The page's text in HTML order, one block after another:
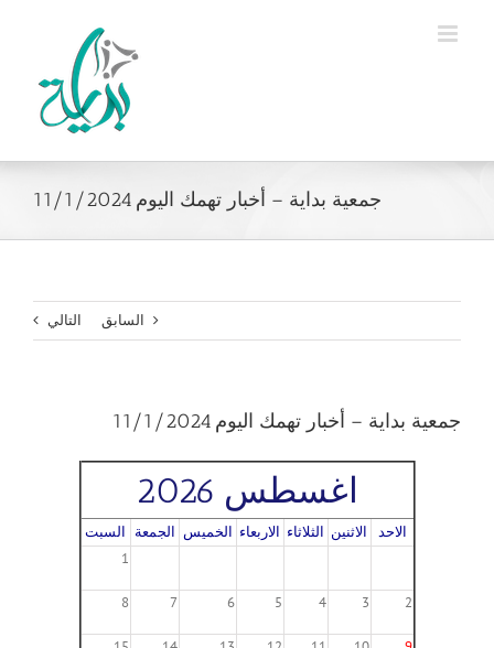
جمعية بداية – أخبار تهمك اليوم 11/1/2024
السابق التالي
جمعية بداية – أخبار تهمك اليوم 11/1/2024
اغسطس 2026
الاحد الاثنين الثلاثاء الاربعاء الخميس الجمعة السبت
1
2
3
4
5
6
7
8